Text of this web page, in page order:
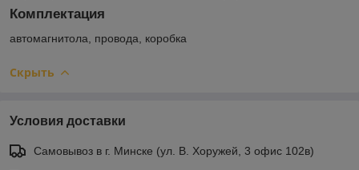
Комплектация
автомагнитола, провода, коробка
Скрыть
Условия доставки
Самовывоз в г. Минске (ул. В. Хоружей, 3 офис 102в)